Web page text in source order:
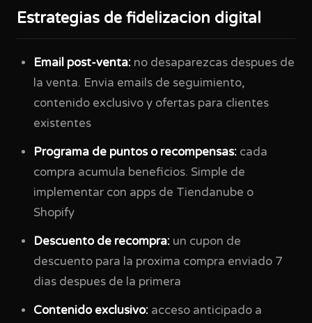
Estrategias de fidelizacion digital
Email post-venta: no desaparezcas despues de
la venta. Envia emails de seguimiento,
contenido exclusivo y ofertas para clientes
existentes
Programa de puntos o recompensas: cada
compra acumula beneficios. Simple de
implementar con apps de Tiendanube o
Shopify
Descuento de recompra: un cupon de
descuento para la proxima compra enviado 7
dias despues de la primera
Contenido exclusivo: acceso anticipado a